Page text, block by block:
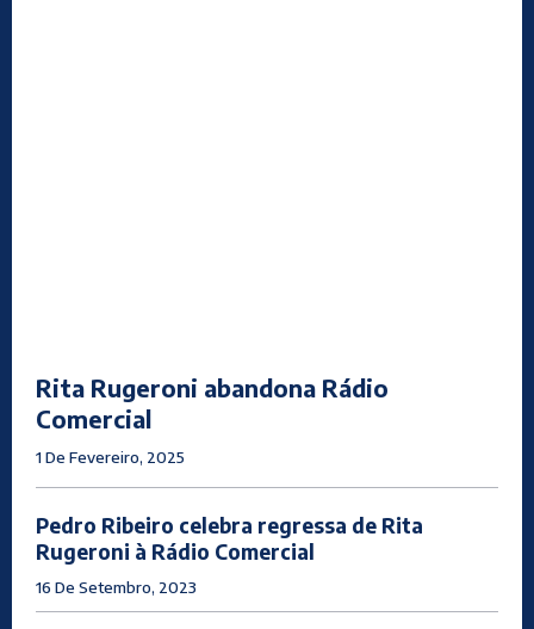
Rita Rugeroni abandona Rádio
Comercial
1 De Fevereiro, 2025
Pedro Ribeiro celebra regressa de Rita
Rugeroni à Rádio Comercial
16 De Setembro, 2023